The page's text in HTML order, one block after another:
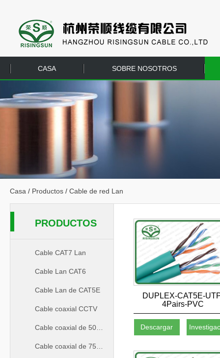
CASA SOBRE NOSOTROS
EQUIPO
Casa / Productos / Cable de red Lan
PRODUCTOS
Cable CAT7 Lan
Cable Lan CAT6
Cable Lan de CAT5E
Cable coaxial CCTV
DUPLEX-CAT5E-
4Pairs-PVC
Descargar